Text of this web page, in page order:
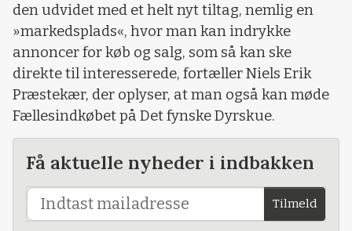
den udvidet med et helt nyt tiltag, nemlig en
»markedsplads«, hvor man kan indrykke
annoncer for køb og salg, som så kan ske
direkte til interesserede, fortæller Niels Erik
Præstekær, der oplyser, at man også kan møde
Fællesindkøbet på Det fynske Dyrskue.
Få aktuelle nyheder i indbakken
Tilmeld